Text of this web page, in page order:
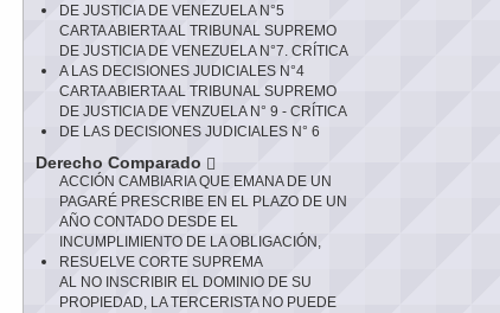
DE JUSTICIA DE VENEZUELA N°5
CARTA ABIERTA AL TRIBUNAL SUPREMO
DE JUSTICIA DE VENEZUELA N°7. CRÍTICA
A LAS DECISIONES JUDICIALES N°4
CARTA ABIERTA AL TRIBUNAL SUPREMO
DE JUSTICIA DE VENZUELA N° 9 - CRÍTICA
DE LAS DECISIONES JUDICIALES N° 6
Derecho Comparado
ACCIÓN CAMBIARIA QUE EMANA DE UN
PAGARÉ PRESCRIBE EN EL PLAZO DE UN
AÑO CONTADO DESDE EL
INCUMPLIMIENTO DE LA OBLIGACIÓN,
RESUELVE CORTE SUPREMA
AL NO INSCRIBIR EL DOMINIO DE SU
PROPIEDAD, LA TERCERISTA NO PUEDE